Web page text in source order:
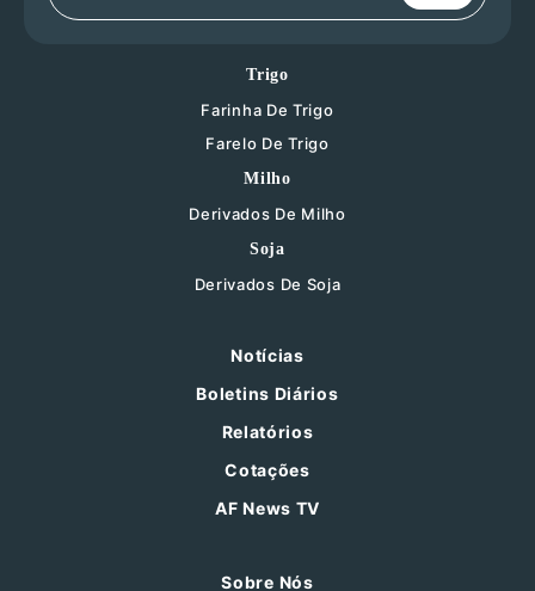
Trigo
Farinha De Trigo
Farelo De Trigo
Milho
Derivados De Milho
Soja
Derivados De Soja
Notícias
Boletins Diários
Relatórios
Cotações
AF News TV
Sobre Nós